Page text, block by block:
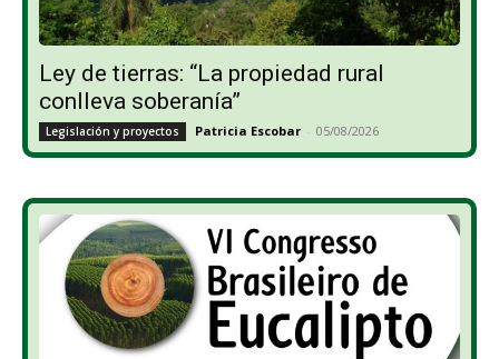
Ley de tierras: “La propiedad rural
conlleva soberanía”
Legislación y proyectos Patricia Escobar - 05/08/2026